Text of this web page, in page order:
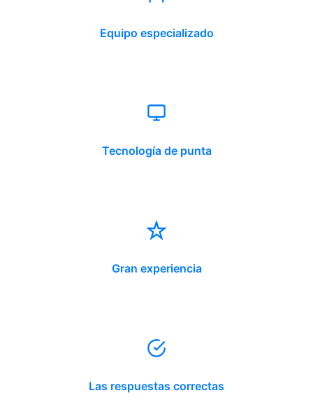
Equipo especializado
Tecnología de punta
Gran experiencia
Las respuestas correctas